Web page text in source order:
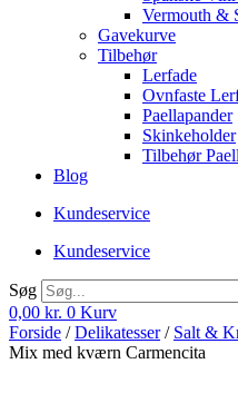
Vermouth &
Gavekurve
Tilbehør
Lerfade
Ovnfaste
Paellapander
Skinkeholder
Tilbehør
Blog
Kundeservice
Kundeservice
Søg
0,00 kr. 0 Kurv
Forside /Delikatesser/ Salt &
Mix med kværn Carmencita